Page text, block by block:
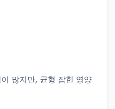
많지만, 균형 잡힌 영양